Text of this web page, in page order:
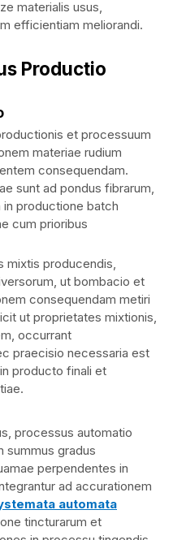
materialis usus,
efficientiam meliorandi.
Productio
et processuum
materiae rudium
consequendam.
sunt ad pondus fibrarum,
in productione batch
cum prioribus
mixtis producendis,
ut bombacio et
consequendam metiri
ut proprietates mixtionis,
occurrant
praecisio necessaria est
producto finali et
processus automatio
summus gradus
perpendentes in
ad accurationem
automata
tincturarum et